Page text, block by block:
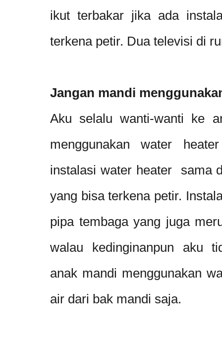
ikut terbakar jika ada
terkena petir. Dua televisi di
Jangan mandi
Aku selalu wanti-wanti ke
menggunakan water
instalasi water heater sama
yang bisa terkena petir.
pipa tembaga yang juga
walau kedinginanpun aku
anak mandi menggunakan
air dari bak mandi saja.